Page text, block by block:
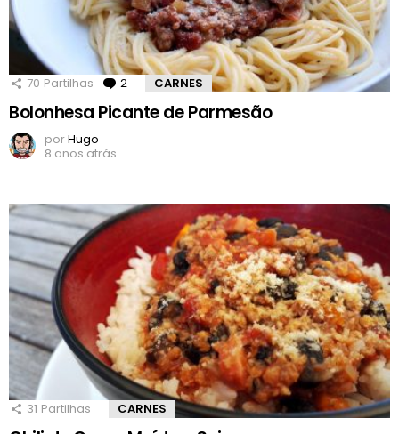
70 Partilhas 2 Comentários
CARNES
Bolonhesa Picante de Parmesão
porHugo
8 anos atrás
31 Partilhas CARNES